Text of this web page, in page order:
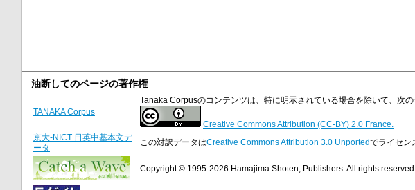
油断してのページの著作権
TANAKA Corpus
Tanaka Corpusのコンテンツは、特に明示されている場合を除いて、次の
Creative Commons Attribution (CC-BY) 2.0 France.
京大-NICT 日英中基本文デ
ータ
この対訳データはCreative Commons Attribution 3.0 Unportedでライセン
Copyright © 1995-2026 Hamajima Shoten, Publishers. All rights reserved.